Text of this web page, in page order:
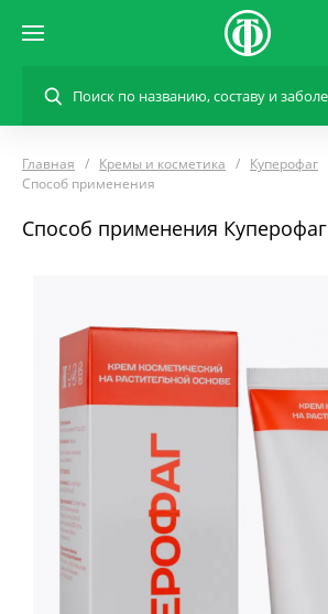
Главная Кремы и косметика
Куперофаг
Способ применения
Способ применения Куперофаг